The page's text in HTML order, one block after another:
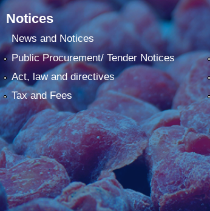
Notices
News and Notices
Public Procurement/ Tender Notices
Act, law and directives
Tax and Fees